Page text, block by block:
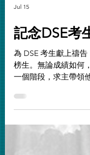
Jul 15
記念DSE考
為 DSE 考生獻上禱
榜生。無論成績如何
一個階段，求主帶領